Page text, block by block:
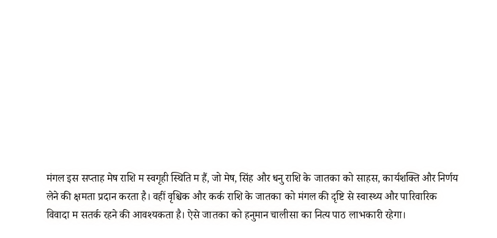
मंगल इस सप्ताह मेष राशि में स्वगृही स्थिति में हैं, जो मेष, सिंह और धनु राशि के जातकों को साहस, कार्यशक्ति और निर्णय
लेने की क्षमता प्रदान करता है। वहीं वृश्चिक और कर्क राशि के जातकों को मंगल की दृष्टि से स्वास्थ्य और पारिवारिक
विवादों में सतर्क रहने की आवश्यकता है। ऐसे जातकों को हनुमान चालीसा का नित्य पाठ लाभकारी रहेगा।